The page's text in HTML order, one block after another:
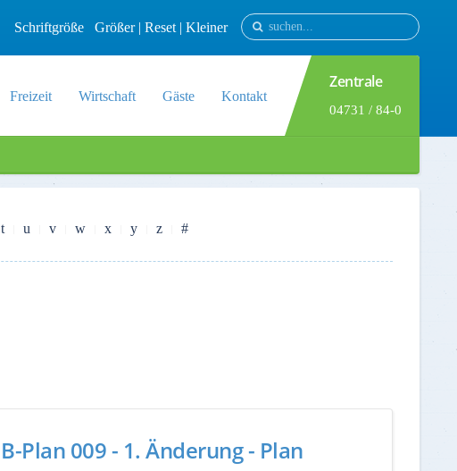
Schriftgröße Größer| Reset | Kleiner
Freizeit Wirtschaft Gäste Kontakt
Zentrale
04731 / 84-0
t u v w x y z #
B-Plan 009 - 1. Änderung - Plan